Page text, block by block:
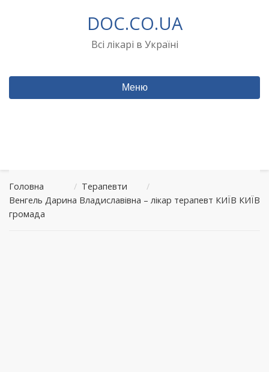
DOC.CO.UA
Всі лікарі в Україні
Меню
Головна / Терапевти
/
Венгель Дарина Владиславівна – лікар терапевт КИЇВ КИЇВ
громада